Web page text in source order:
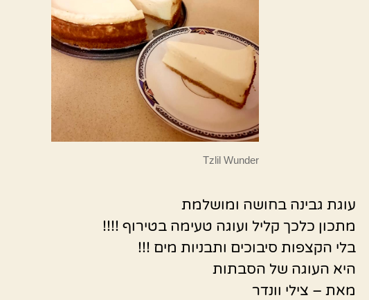
Tzlil Wunder
עוגת גבינה בחושה ומושלמת
מתכון כלכך קליל ועוגה טעימה בטירוף !!!!
בלי הקצפות סיבוכים ותבניות מים !!!
היא העוגה של הסבתות
מאת – צילי וונדר